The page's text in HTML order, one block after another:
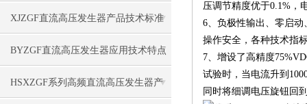
术指标
XJZGF直流高压发生器产品技术标准
BYZGF直流高压发生器应用技术特点
HSXZGF系列高频直流高压发生器产
压调节精度优于0.1%，
6、负极性输出、零启
操作安全，各种技术指
7、增设了高精度
试验时，当电流升到
同时将细调电压旋钮回